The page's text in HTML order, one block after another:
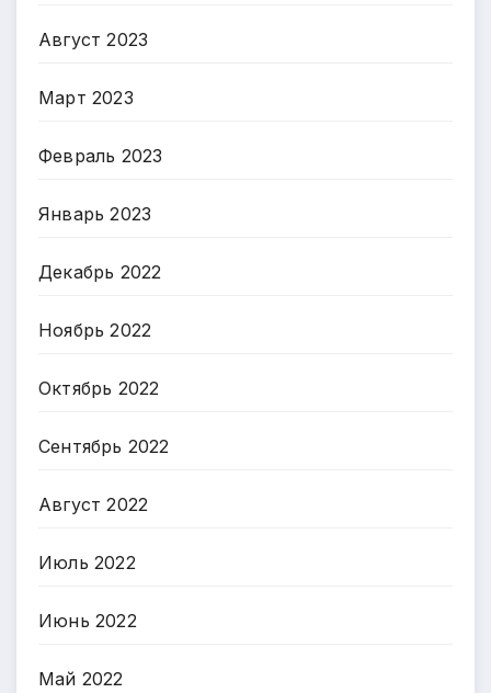
Август 2023
Март 2023
Февраль 2023
Январь 2023
Декабрь 2022
Ноябрь 2022
Октябрь 2022
Сентябрь 2022
Август 2022
Июль 2022
Июнь 2022
Май 2022